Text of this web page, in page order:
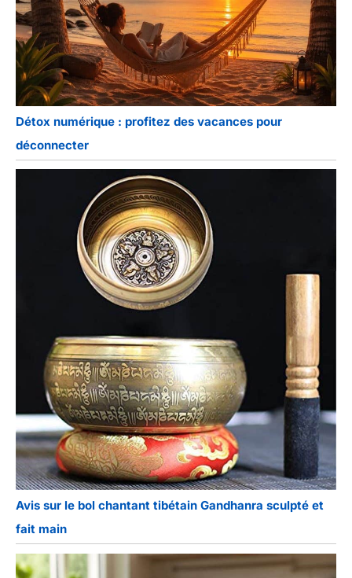
Détox numérique : profitez des vacances pour
déconnecter
Avis sur le bol chantant tibétain Gandhanra sculpté et
fait main